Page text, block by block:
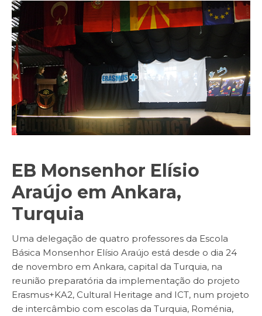
EB Monsenhor Elísio
Araújo em Ankara,
Turquia
Uma delegação de quatro professores da Escola
Básica Monsenhor Elísio Araújo está desde o dia 24
de novembro em Ankara, capital da Turquia, na
reunião preparatória da implementação do projeto
Erasmus+KA2, Cultural Heritage and ICT, num projeto
de intercâmbio com escolas da Turquia, Roménia,